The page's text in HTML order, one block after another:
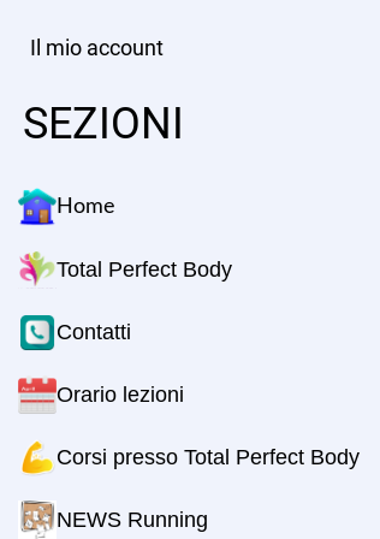
Il mio account
SEZIONI
Home
Total Perfect Body
Contatti
Orario lezioni
Corsi presso Total Perfect Body
NEWS Running